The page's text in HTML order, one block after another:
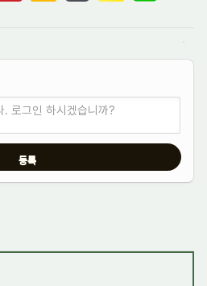
. 로그인 하시겠습니까?